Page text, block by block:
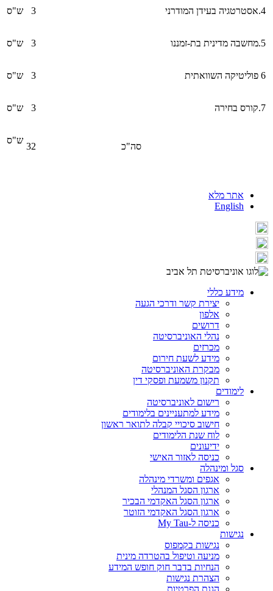
4. אסטרטגיה בעידן המודרני 3 ש"ס
5. מחשבה מדינית בת-זמננו 3 ש"ס
6 פוליטיקה השוואתית 3 ש"ס
7. קורס בחירה 3 ש"ס
סה"כ 32
ש"ס
אתר מלא
English
מידע כללי
יצירת קשר ודרכי הגעה
אלפון
דרושים
נהלי האוניברסיטה
מכרזים
מידע לשעת חירום
מבקרת האוניברסיטה
תקנון משמעת ופסקי דין
לימודים
רישום לאוניברסיטה
מידע למתעניינים בלימודים
חישוב סיכויי קבלה לתואר ראשון
לוח שנת הלימודים
ידיעונים
כניסה לאזור האישי
סגל ומינהלה
אגפים ומשרדי מינהלה
ארגון הסגל המנהלי
ארגון הסגל האקדמי הבכיר
ארגון הסגל האקדמי הזוטר
כניסה ל-My Tau
נגישות
נגישות בקמפוס
מניעה וטיפול בהטרדה מינית
הנחיות בדבר חוק חופש המידע
הצהרת נגישות
הגנת הפרטיות